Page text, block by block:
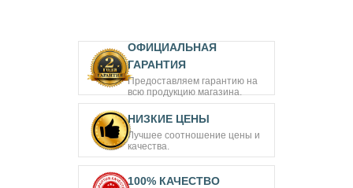
ОФИЦИАЛЬНАЯ
ГАРАНТИЯ
Предоставляем гарантию на
всю продукцию магазина.
НИЗКИЕ ЦЕНЫ
Лучшее соотношение цены и
качества.
100% КАЧЕСТВО